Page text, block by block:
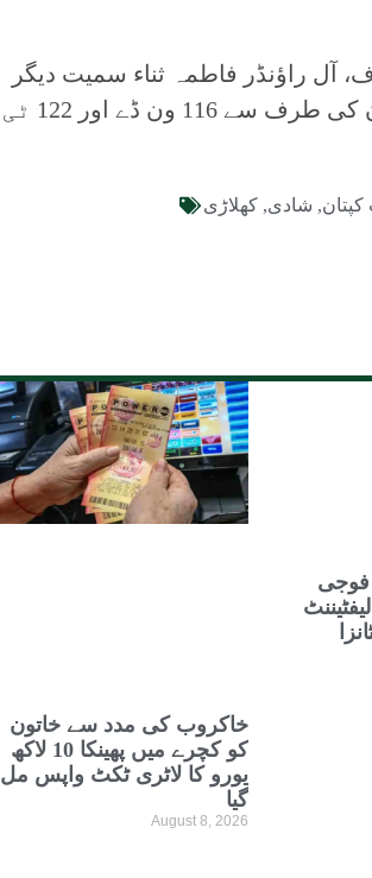
راؤنڈر فاطمہ ثناء سمیت دیگر
کھلاڑی بھی شریک ہوئیں، جویریہ خان پاکستان کی طرف سے 116 ون ڈے اور 122 ٹی
, شادی, کھلاڑی
خاکروب کی مدد سے خاتون
کو کچرے میں پھینکا 10 لاکھ
یورو کا لاٹری ٹکٹ واپس مل
گیا
August 8, 2026
فوجی